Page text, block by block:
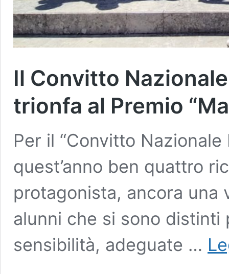
Il Convitto
trionfa al Premio
Per il “Convitto
quest’anno ben quattro
protagonista, ancora una
alunni che si sono distinti
sensibilità, adeguate …